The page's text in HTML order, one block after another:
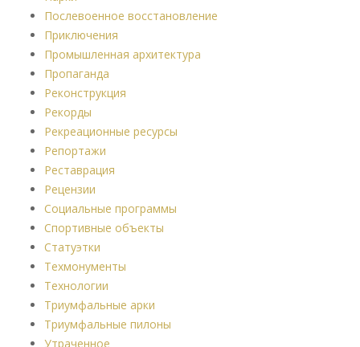
Послевоенное восстановление
Приключения
Промышленная архитектура
Пропаганда
Реконструкция
Рекорды
Рекреационные ресурсы
Репортажи
Реставрация
Рецензии
Социальные программы
Спортивные объекты
Статуэтки
Техмонументы
Технологии
Триумфальные арки
Триумфальные пилоны
Утраченное